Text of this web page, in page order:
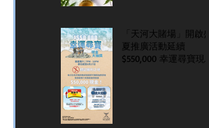
「天河大賭場」開啟盛
夏推廣活動延續
$550,000 幸運尋寶現金